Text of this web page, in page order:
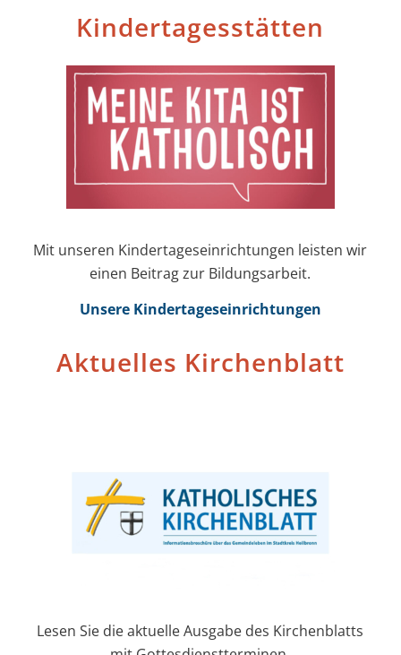
Kinder­tages­stätten
Mit unseren Kinder­tages­einrichtungen leisten wir
einen Beitrag zur Bildungs­arbeit.
Unsere Kinder­tages­einrichtungen
Aktuelles Kirchenblatt
Lesen Sie die aktuelle Ausgabe des Kirchenblatts